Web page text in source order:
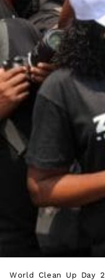
World Clean Up Day